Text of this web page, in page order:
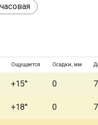
Ощущается Осадки, мм
+15° 0
+18° 0